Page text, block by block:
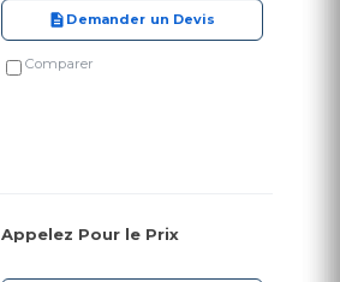
Demander un Devis
Comparer
Appelez Pour le Prix